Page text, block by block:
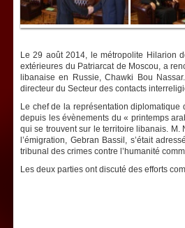
Le 29 août 2014, le métropolite Hilarion
extérieures du Patriarcat de Moscou, a
libanaise en Russie, Chawki Bou
directeur du Secteur des contacts
Le chef de la représentation
depuis les évènements du « printemps
qui se trouvent sur le territoire libanais. M.
l’émigration, Gebran Bassil, s’était
tribunal des crimes contre l’humanité
Les deux parties ont discuté des efforts